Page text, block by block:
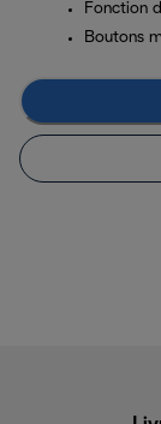
Fonction
Boutons